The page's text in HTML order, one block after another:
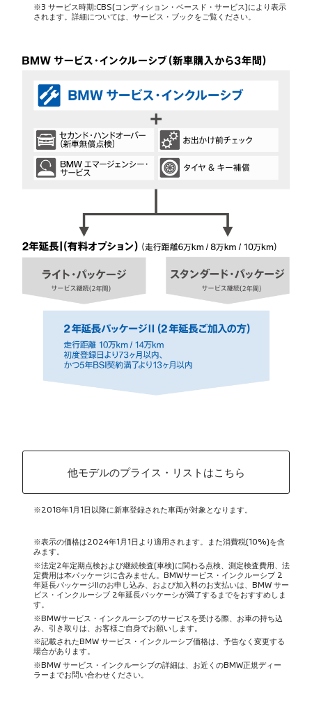
※3 サービス時期:CBS(コンディション・ベースド・サービス)により表示
されます。詳細については、サービス・ブックをご覧ください。
他モデルのプライス・リストはこちら
※2018年1月1日以降に新車登録された車両が対象となります。
※表示の価格は2024年1月1日より適用されます。また消費税(10%)を含
みます。
※法定2年定期点検および継続検査(車検)に関わる点検、測定検査費用、法
定費用は本パッケージに含みません。BMWサービス・インクルーシブ 2
年延長パッケージIIのお申し込み、および加入料のお支払いは、BMW サー
ビス・インクルーシブ 2年延長パッケーシが満了するまでをおすすめしま
す。
※BMWサービス・インクルーシブのサービスを受ける際、お車の持ち込
み、引き取りは、お客様ご自身でお願いします。
※記載されたBMW サービス・インクルーシブ価格は、予告なく変更する
場合があります。
※BMW サービス・インクルーシブの詳細は、お近くのBMW正規ディー
ラーまでお問い合わせください。